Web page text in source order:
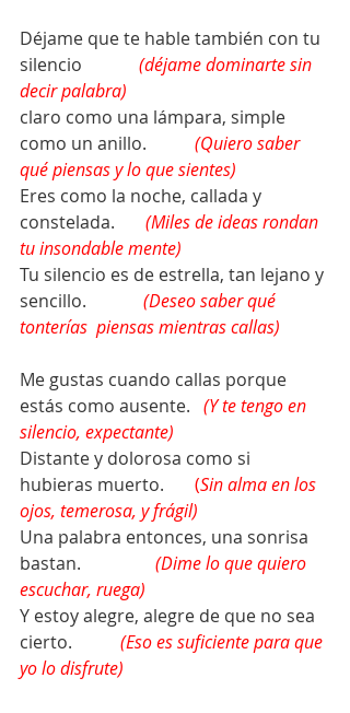
Déjame que te hable también con tu
silencio (déjame dominarte sin
decir palabra)
claro como una lámpara, simple
como un anillo. (Quiero saber
qué piensas y lo que sientes)
Eres como la noche, callada y
constelada. (Miles de ideas rondan
tu insondable mente)
Tu silencio es de estrella, tan lejano y
sencillo. (Deseo saber qué
tonterías  piensas mientras callas)
Me gustas cuando callas porque
estás como ausente. (Y te tengo en
silencio, expectante)
Distante y dolorosa como si
hubieras muerto. (Sin alma en los
ojos, temerosa, y frágil)
Una palabra entonces, una sonrisa
bastan. (Dime lo que quiero
escuchar, ruega)
Y estoy alegre, alegre de que no sea
cierto.
(Eso es suficiente para que
yo lo disfrute)